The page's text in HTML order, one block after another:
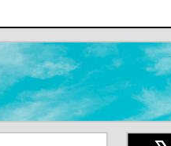
ーキングテスト X(旧